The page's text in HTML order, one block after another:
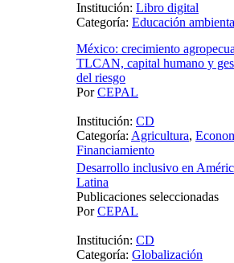
Institución: Libro digital
Categoría: Educación
México: crecimiento
TLCAN, capital humano y
del riesgo
PorCEPAL
Institución: CD
Categoría: Agricultura,
Financiamiento
Desarrollo inclusivo en
Latina
Publicaciones seleccionadas
PorCEPAL
Institución: CD
Categoría: Globalización